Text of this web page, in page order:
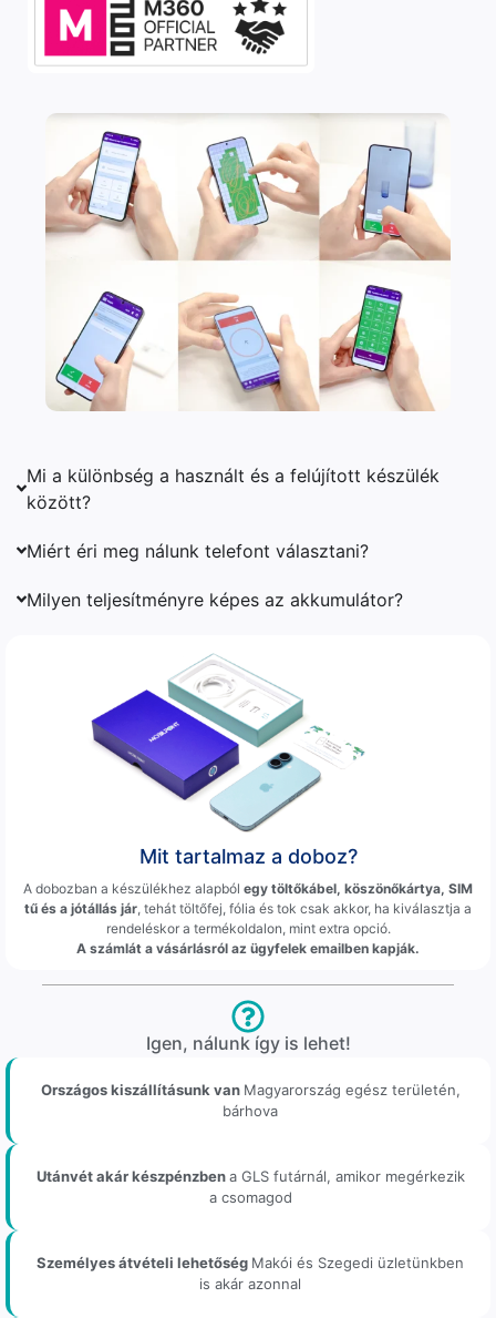
Mi a különbség a használt és a felújított készülék
között?
Miért éri meg nálunk telefont választani?
Milyen teljesítményre képes az akkumulátor?
Mit tartalmaz a doboz?
A dobozban a készülékhez alapból egy töltőkábel, köszönőkártya, SIM
tű és a jótállás jár , tehát töltőfej, fólia és tok csak akkor, ha kiválasztja a
rendeléskor a termékoldalon, mint extra opció.
A számlát a vásárlásról az ügyfelek emailben kapják.
Igen, nálunk így is lehet!
Országos kiszállításunk van Magyarország egész területén,
bárhova
Utánvét akár készpénzbena GLS futárnál, amikor megérkezik
a csomagod
Személyes átvételi lehetőség Makói és Szegedi üzletünkben
is akár azonnal